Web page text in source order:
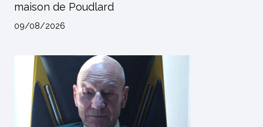
maison de Poudlard
09/08/2026